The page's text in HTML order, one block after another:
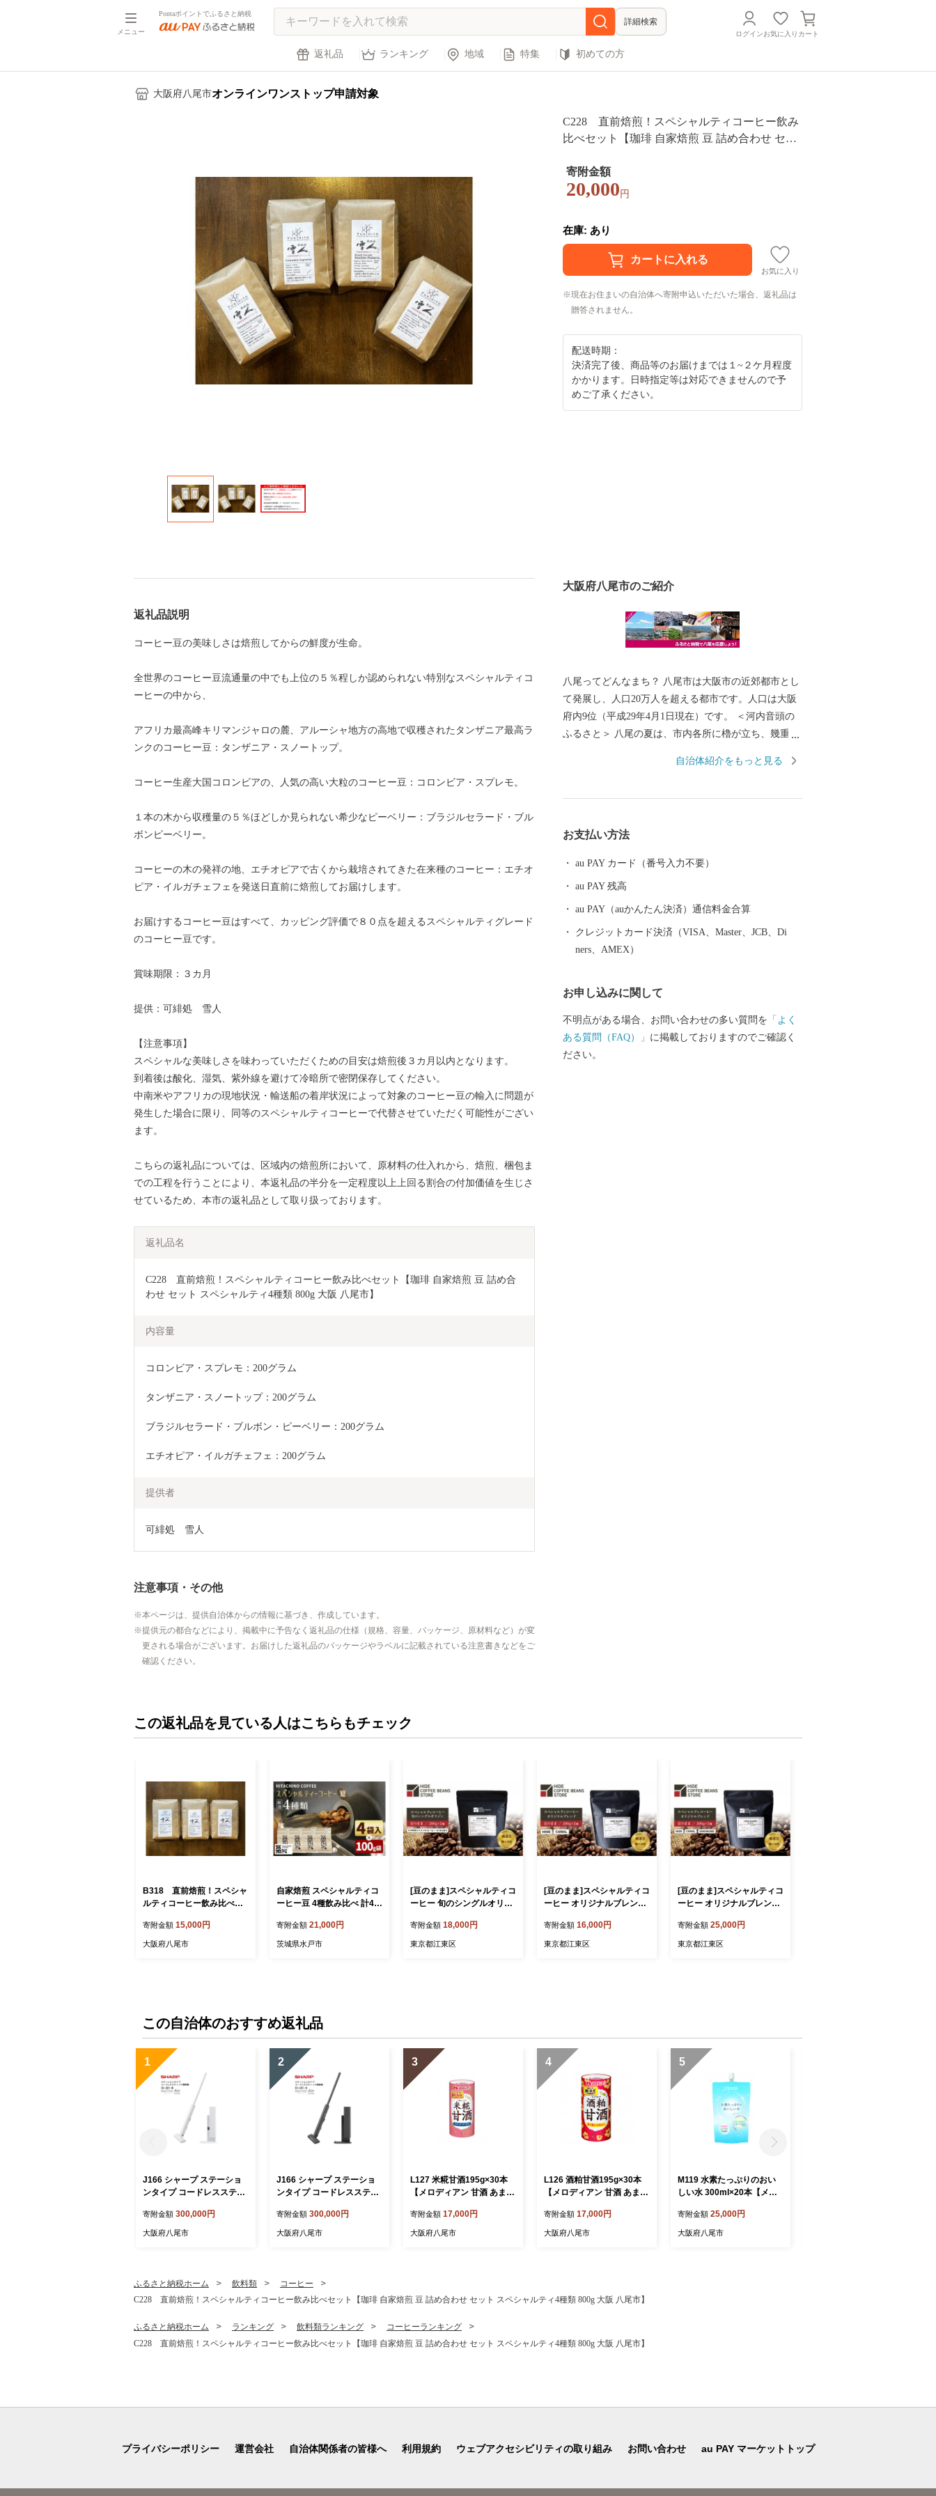
メニュー
Pontaポイントでふるさと納税
詳細検索
ログインお気に入り カート
返礼品 ランキング 地域 特集 初めての方
大阪府八尾市オンラインワンストップ申請対象
C228 直前焙煎！スペシャルティコーヒー飲み
比べセット【珈琲 自家焙煎 豆 詰め合わせ セッ
寄附金額
20,000 円
在庫: あり
お気に入り
現在お住まいの自治体へ寄附申込いただいた場合、返礼品は
贈答されません。
配送時期：
決済完了後、商品等のお届けまでは１~２ケ月程度
かかります。日時指定等は対応できませんので予
めご了承ください。
返礼品説明
コーヒー豆の美味しさは焙煎してからの鮮度が生命。
全世界のコーヒー豆流通量の中でも上位の５％程しか認められない特別なスペシャルティコ
ーヒーの中から、
アフリカ最高峰キリマンジャロの麓、アルーシャ地方の高地で収穫されたタンザニア最高ラ
ンクのコーヒー豆：タンザニア・スノートップ。
コーヒー生産大国コロンビアの、人気の高い大粒のコーヒー豆：コロンビア・スプレモ。
１本の木から収穫量の５％ほどしか見られない希少なピーベリー：ブラジルセラード・ブル
ボンピーベリー。
コーヒーの木の発祥の地、エチオピアで古くから栽培されてきた在来種のコーヒー：エチオ
ピア・イルガチェフェを発送日直前に焙煎してお届けします。
お届けするコーヒー豆はすべて、カッピング評価で８０点を超えるスペシャルティグレード
のコーヒー豆です。
賞味期限：３カ月
提供：可緋処 雪人
【注意事項】
スペシャルな美味しさを味わっていただくための目安は焙煎後３カ月以内となります。
到着後は酸化、湿気、紫外線を避けて冷暗所で密閉保存してください。
中南米やアフリカの現地状況・輸送船の着岸状況によって対象のコーヒー豆の輸入に問題が
発生した場合に限り、同等のスペシャルティコーヒーで代替させていただく可能性がござい
ます。
こちらの返礼品については、区域内の焙煎所において、原材料の仕入れから、焙煎、梱包ま
での工程を行うことにより、本返礼品の半分を一定程度以上上回る割合の付加価値を生じさ
せているため、本市の返礼品として取り扱っております。
返礼品名
C228　直前焙煎！スペシャルティコーヒー飲み比べセット【珈琲 自家焙煎 豆 詰め合
わせ セット スペシャルティ4種類 800g 大阪 八尾市】
内容量
コロンビア・スプレモ：200グラム
タンザニア・スノートップ：200グラム
ブラジルセラード・ブルボン・ピーベリー：200グラム
エチオピア・イルガチェフェ：200グラム
提供者
可緋処　雪人
注意事項・その他
本ページは、提供自治体からの情報に基づき、作成しています。
提供元の都合などにより、掲載中に予告なく返礼品の仕様（規格、容量、パッケージ、原材料など）が変
更される場合がございます。お届けした返礼品のパッケージやラベルに記載されている注意書きなどをご
確認ください。
大阪府八尾市のご紹介
八尾ってどんなまち？ 八尾市は大阪市の近郊都市とし
て発展し、人口20万人を超える都市です。人口は大阪
府内9位（平成29年4月1日現在）です。 ＜河内音頭の
ふるさと＞ 八尾の夏は、市内各所に櫓が立ち、幾重に
と踊りが、世代を超えて八尾の人々を熱くさせます。
とされています。流し節とも言われ、ゆったりと語り
年9月上旬に盛大に開催される八尾河内音頭まつり。河
内音頭グランプリや大盆踊り大会などが行われ、河内
音頭一色のまつりは多くの市民で賑わいます。 ＜歴史
り、歴史遺産の宝庫です。なかでも、中河内最大の前
自治体紹介をもっと見る
お支払い方法
au PAY カード（番号入力不要）
au PAY 残高
au PAY（auかんたん決済）通信料金合算
クレジットカード決済（VISA、Master、JCB、Di
ners、AMEX）
お申し込みに関して
不明点がある場合、お問い合わせの多い質問を 「よく
ある質問（FAQ）」 に掲載しておりますのでご確認く
ださい。
この返礼品を見ている人はこちらもチェック
B318 直前焙煎！スペシャ
ルティコーヒー飲み比べセ
め合わせ セット スペシャル
ティ3種類 540g 大阪 八尾
寄附金額 15,000円
大阪府八尾市
自家焙煎 スペシャルティコ
ーヒー豆 4種飲み比べ 計40
FEE コーヒー 珈琲 ギフト
プレゼント 手土産 水戸市
寄附金額 21,000円
茨城県水戸市
[豆のまま]スペシャルティコ
ーヒー 旬のシングルオリジ
ー スペシャルティ 旬のシン
グル シングルオリジン 時季
寄附金額 18,000円
東京都江東区
[豆のまま]スペシャルティコ
ーヒー オリジナルブレンド
スペシャルティ オリジナル
ブレンド ブレンド HIDE CA
寄附金額 16,000円
東京都江東区
[豆のまま]スペシャルティコ
ーヒー オリジナルブレンド
スペシャルティ オリジナル
ブレンド ブレンド HIDE CA
寄附金額 25,000円
東京都江東区
この自治体のおすすめ返礼品
1
J166 シャープ ステーショ
ンタイプ コードレススティ
イト系)【シャープ 電化製品
家電 生活家電 コードレス
み収集 吸引力 絡まない ハ
府 八尾市 返礼品】
寄附金額 300,000円
大阪府八尾市
2
J166 シャープ ステーショ
ンタイプ コードレススティ
ー系)【シャープ 電化製品
家電 生活家電 コードレス
み収集 吸引力 絡まない ハ
府 八尾市 返礼品】
寄附金額 300,000円
大阪府八尾市
3
L127 米糀甘酒195g×30本
【メロディアン 甘酒 あま酒
ール ノンアル こめ麹 飲料
大阪府 八尾】
寄附金額 17,000円
大阪府八尾市
4
L126 酒粕甘酒195g×30本
【メロディアン 甘酒 あま酒
灘 伏見 飲料 大阪府 八尾】
寄附金額 17,000円
大阪府八尾市
5
M119 水素たっぷりのおい
しい水 300ml×20本【メロ
天然水 溶存水素濃度1.2pp
m以上 ウルトラファインバ
寄附金額 25,000円
大阪府八尾市
ふるさと納税ホーム 飲料類
コーヒー
C228 直前焙煎！スペシャルティコーヒー飲み比べセット【珈琲 自家焙煎 豆 詰め合わせ セット スペシャルティ4種類 800g 大阪 八尾市】
ふるさと納税ホーム ランキング 飲料類ランキング
コーヒーランキング
C228 直前焙煎！スペシャルティコーヒー飲み比べセット【珈琲 自家焙煎 豆 詰め合わせ セット スペシャルティ4種類 800g 大阪 八尾市】
プライバシーポリシー 運営会社 自治体関係者の皆様へ 利用規約 ウェブアクセシビリティの取り組み お問い合わせ au PAY マーケットトップ